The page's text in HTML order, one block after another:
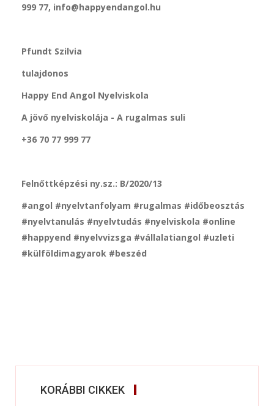
999 77, info@happyendangol.hu
Pfundt Szilvia
tulajdonos
Happy End Angol Nyelviskola
A jövő nyelviskolája - A rugalmas suli
+36 70 77 999 77
Felnőttképzési ny.sz.: B/2020/13
#angol #nyelvtanfolyam #rugalmas #időbeosztás
#nyelvtanulás #nyelvtudás #nyelviskola #online
#happyend #nyelvvizsga #vállalatiangol #uzleti
#külföldimagyarok #beszéd
KORÁBBI CIKKEK